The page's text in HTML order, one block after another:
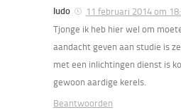
ludo
11 februari 2014 om
Tjonge ik heb hier wel om
aandacht geven aan studie is
met een inlichtingen dienst is
gewoon aardige kerels.
Beantwoorden